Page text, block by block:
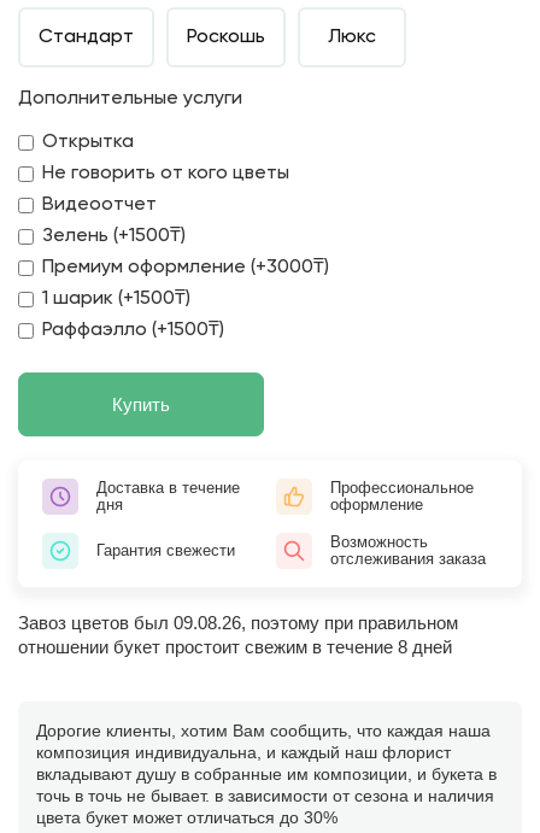
Стандарт Роскошь Люкс
Дополнительные услуги
Открытка
Не говорить от кого цветы
Видеоотчет
Зелень (+1500₸)
Премиум оформление (+3000₸)
1 шарик (+1500₸)
Раффаэлло (+1500₸)
Купить
Доставка в течение
дня
Профессиональное
оформление
Гарантия свежести
Возможность
отслеживания заказа
Завоз цветов был 09.08.26, поэтому при правильном
отношении букет простоит свежим в течение 8 дней
Дорогие клиенты, хотим Вам сообщить, что каждая наша
композиция индивидуальна, и каждый наш флорист
вкладывают душу в собранные им композиции, и букета в
точь в точь не бывает. в зависимости от сезона и наличия
цвета букет может отличаться до 30%